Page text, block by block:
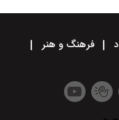
فرهنگ و هنر